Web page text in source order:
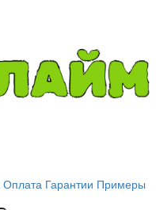
Оплата Гарантии Примеры